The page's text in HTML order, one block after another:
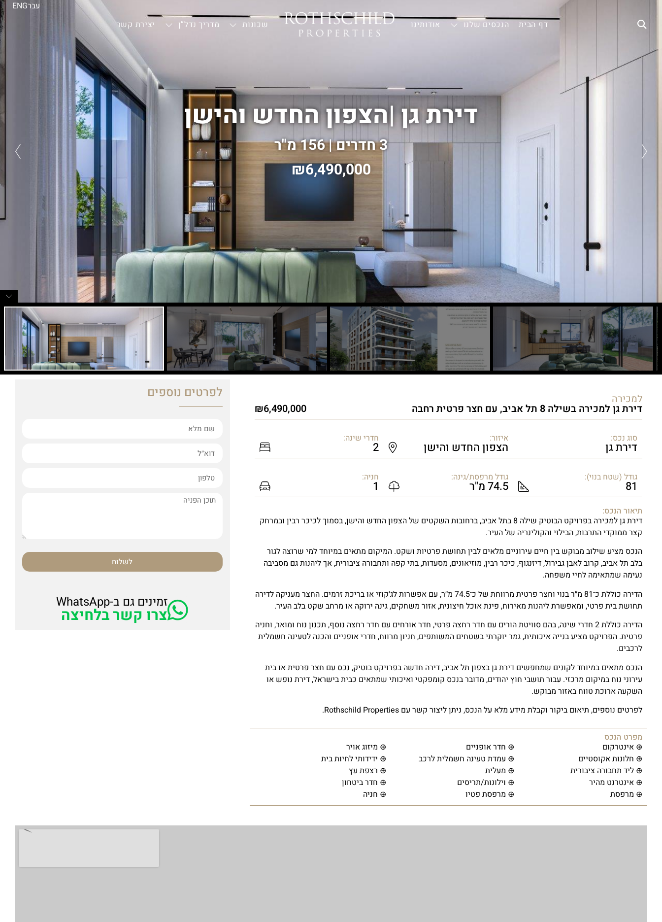
דף הבית הנכסים שלנו אודותינו — שכונות מדריך נדל”ן יצירת קשר
עברENG
דירת גן|הצפון החדש והישן
3 חדרים | 156 מ"ר
6,490,000
למכירה
דירת גן למכירה בשילה 8 תל אביב, עם חצר פרטית רחבה 6,490,000
סוג נכס:
דירת גן
איזור:
הצפון החדש והישן
חדרי שינה:
2
גודל (שטח בנוי):
81
גודל מרפסת/גינה:
74.5 מ"ר
חניה:
1
תיאור הנכס:
דירת גן למכירה בפרויקט הבוטיק שילה 8 בתל אביב, ברחובות השקטים של הצפון החדש והישן, בסמוך לכיכר רבין ובמרחק
קצר ממוקדי התרבות, הבילוי והקולינריה של העיר.
הנכס מציע שילוב מבוקש בין חיים עירוניים מלאים לבין תחושת פרטיות ושקט. המיקום מתאים במיוחד למי שרוצה לגור
בלב תל אביב, קרוב לאבן גבירול, דיזנגוף, כיכר רבין, מוזיאונים, מסעדות, בתי קפה ותחבורה ציבורית, אך ליהנות גם מסביבה
נעימה שמתאימה לחיי משפחה.
הדירה כוללת כ־81 מ״ר בנוי וחצר פרטית מרווחת של כ־74.5 מ״ר, עם אפשרות לג׳קוזי או בריכת זרמים. החצר מעניקה לדירה
תחושת בית פרטי, ומאפשרת ליהנות מאירוח, פינת אוכל חיצונית, אזור משחקים, גינה ירוקה או מרחב שקט בלב העיר.
הדירה כוללת 2 חדרי שינה, בהם סוויטת הורים עם חדר רחצה פרטי, חדר אורחים עם חדר רחצה נוסף, תכנון נוח ומואר, וחניה
פרטית. הפרויקט מציע בנייה איכותית, גמר יוקרתי בשטחים המשותפים, חניון מרווח, חדרי אופניים והכנה לטעינה חשמלית
לרכבים.
הנכס מתאים במיוחד לקונים שמחפשים דירת גן בצפון תל אביב, דירה חדשה בפרויקט בוטיק, נכס עם חצר פרטית או בית
עירוני נוח במיקום מרכזי. עבור תושבי חוץ יהודים, מדובר בנכס קומפקטי ואיכותי שמתאים כבית בישראל, דירת נופש או
השקעה ארוכת טווח באזור מבוקש.
לפרטים נוספים, תיאום ביקור וקבלת מידע מלא על הנכס, ניתן ליצור קשר עם Rothschild Properties.
מפרט הנכס
⊕ אינטרקום
⊕ חדר אופניים
⊕ מיזוג אויר
⊕ חלונות אקוסטיים
⊕ עמדת טעינה חשמלית לרכב
⊕ ידידותי לחיות בית
⊕ ליד תחבורה ציבורית
⊕ מעלית
⊕ רצפת עץ
⊕ אינטרנט מהיר
⊕ וילונות/תריסים
⊕ חדר ביטחון
⊕ מרפסת
⊕ מרפסת פטיו ⊕ חניה
לפרטים נוספים
לשלוח
זמינים גם ב-WhatsApp
צרו קשר בלחיצה